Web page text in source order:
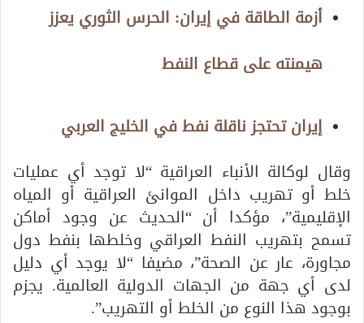
أزمة الطاقة في إيران: الحرس الثوري يعزز
هيمنته على قطاع النفط
إيران تحتجز ناقلة نفط في الخليج العربي
وقال لوكالة الأنباء العراقية “لا توجد أي عمليات
خلط أو تهريب داخل الموانئ العراقية أو المياه
الإقليمية”، مؤكدا أن “الحديث عن وجود أماكن
تسمح بتهريب النفط العراقي وخلطها بنفط دول
مجاورة، عار عن الصحة”، مضيفا “لا يوجد أي دليل
لدى أي جهة من الجهات الدولية العالمية. يجزم
بوجود هذا النوع من الخلط أو التهريب”.